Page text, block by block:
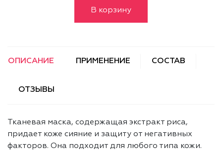
В корзину
ОПИСАНИЕ ПРИМЕНЕНИЕ СОСТАВ
ОТЗЫВЫ
Тканевая маска, содержащая экстракт риса,
придает коже сияние и защиту от негативных
факторов. Она подходит для любого типа кожи.